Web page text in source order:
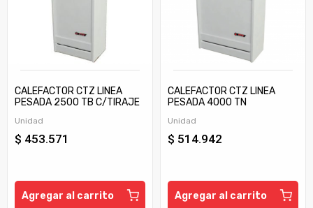
CALEFACTOR CTZ LINEA
PESADA 2500 TB C/TIRAJE
Unidad
$ 453.571
Agregar al carrito
CALEFACTOR CTZ LINEA
PESADA 4000 TN
Unidad
$ 514.942
Agregar al carrito